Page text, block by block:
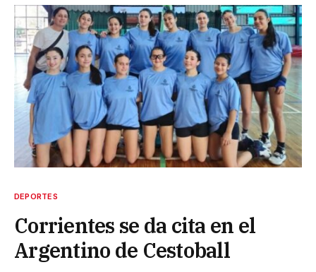
DEPORTES
Corrientes se da cita en el
Argentino de Cestoball